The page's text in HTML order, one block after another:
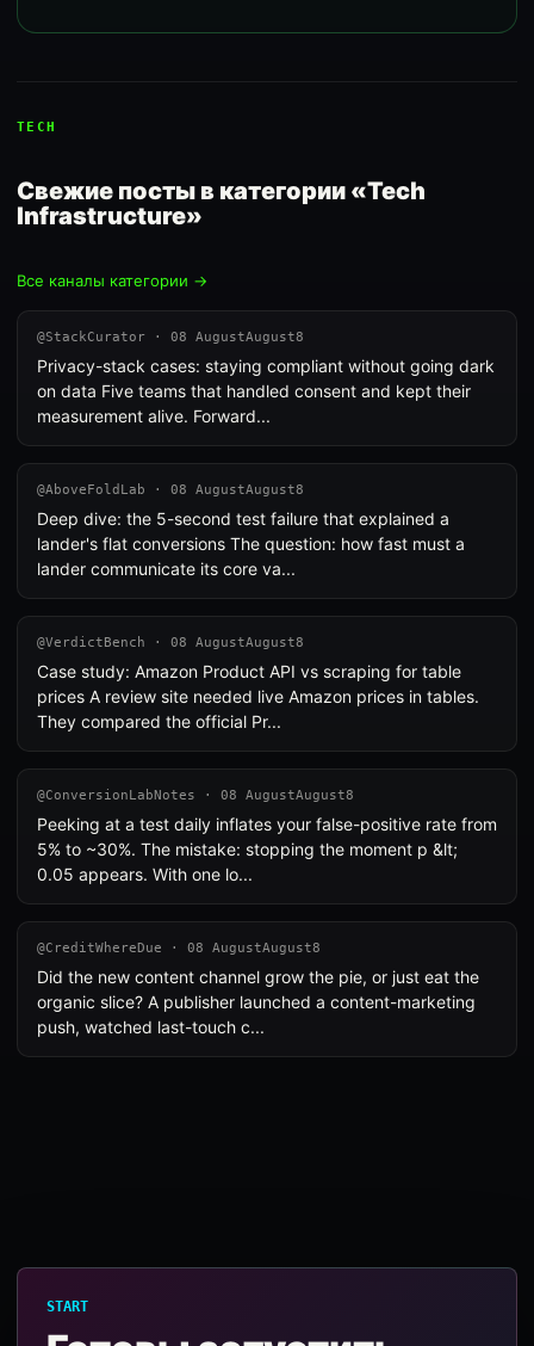
TECH
Свежие посты в категории «Tech
Infrastructure»
Все каналы категории →
@StackCurator · 08 AugustAugust8
Privacy-stack cases: staying compliant without going dark
on data Five teams that handled consent and kept their
measurement alive. Forward...
@AboveFoldLab · 08 AugustAugust8
Deep dive: the 5-second test failure that explained a
lander's flat conversions The question: how fast must a
lander communicate its core va...
@VerdictBench · 08 AugustAugust8
Case study: Amazon Product API vs scraping for table
prices A review site needed live Amazon prices in tables.
They compared the official Pr...
@ConversionLabNotes · 08 AugustAugust8
Peeking at a test daily inflates your false-positive rate from
5% to ~30%. The mistake: stopping the moment p &lt;
0.05 appears. With one lo...
@CreditWhereDue · 08 AugustAugust8
Did the new content channel grow the pie, or just eat the
organic slice? A publisher launched a content-marketing
push, watched last-touch c...
START